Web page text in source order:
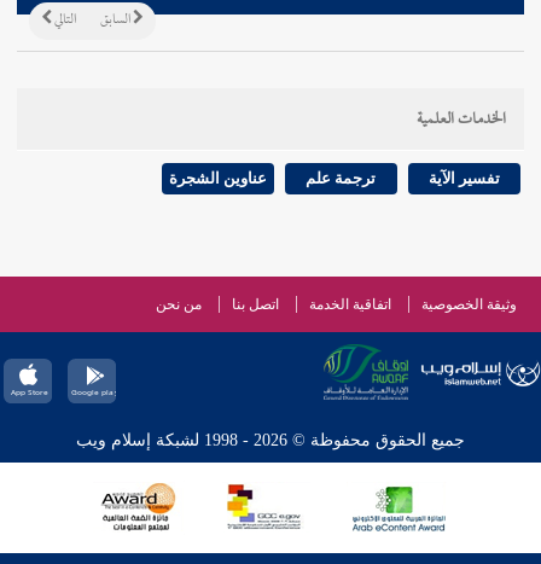
التالي السابق
الخدمات العلمية
تفسير الآية ترجمة علم عناوين الشجرة
وثيقة الخصوصية اتفاقية الخدمة اتصل بنا من نحن
جميع الحقوق محفوظة © 2026 - 1998 لشبكة إسلام ويب